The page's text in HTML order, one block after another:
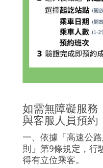
如需無障礙服務
與客服人員預約
一、依據「高速公
則」第9條規定，行
得有立位乘客。